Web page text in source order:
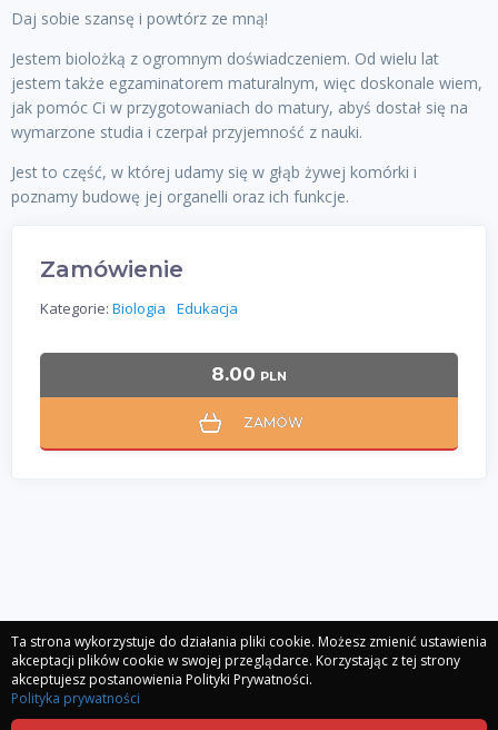
Daj sobie szansę i powtórz ze mną!
Jestem biolożką z ogromnym doświadczeniem. Od wielu lat
jestem także egzaminatorem maturalnym, więc doskonale wiem,
jak pomóc Ci w przygotowaniach do matury, abyś dostał się na
wymarzone studia i czerpał przyjemność z nauki.
Jest to część, w której udamy się w głąb żywej komórki i
poznamy budowę jej organelli oraz ich funkcje.
Zamówienie
Kategorie: Biologia Edukacja
8.00 PLN
ZAMÓW
Polityka prywatności
Ta strona wykorzystuje do działania pliki cookie. Możesz zmienić ustawienia
akceptacji plików cookie w swojej przeglądarce. Korzystając z tej strony
akceptujesz postanowienia Polityki Prywatności.
Polityka prywatności